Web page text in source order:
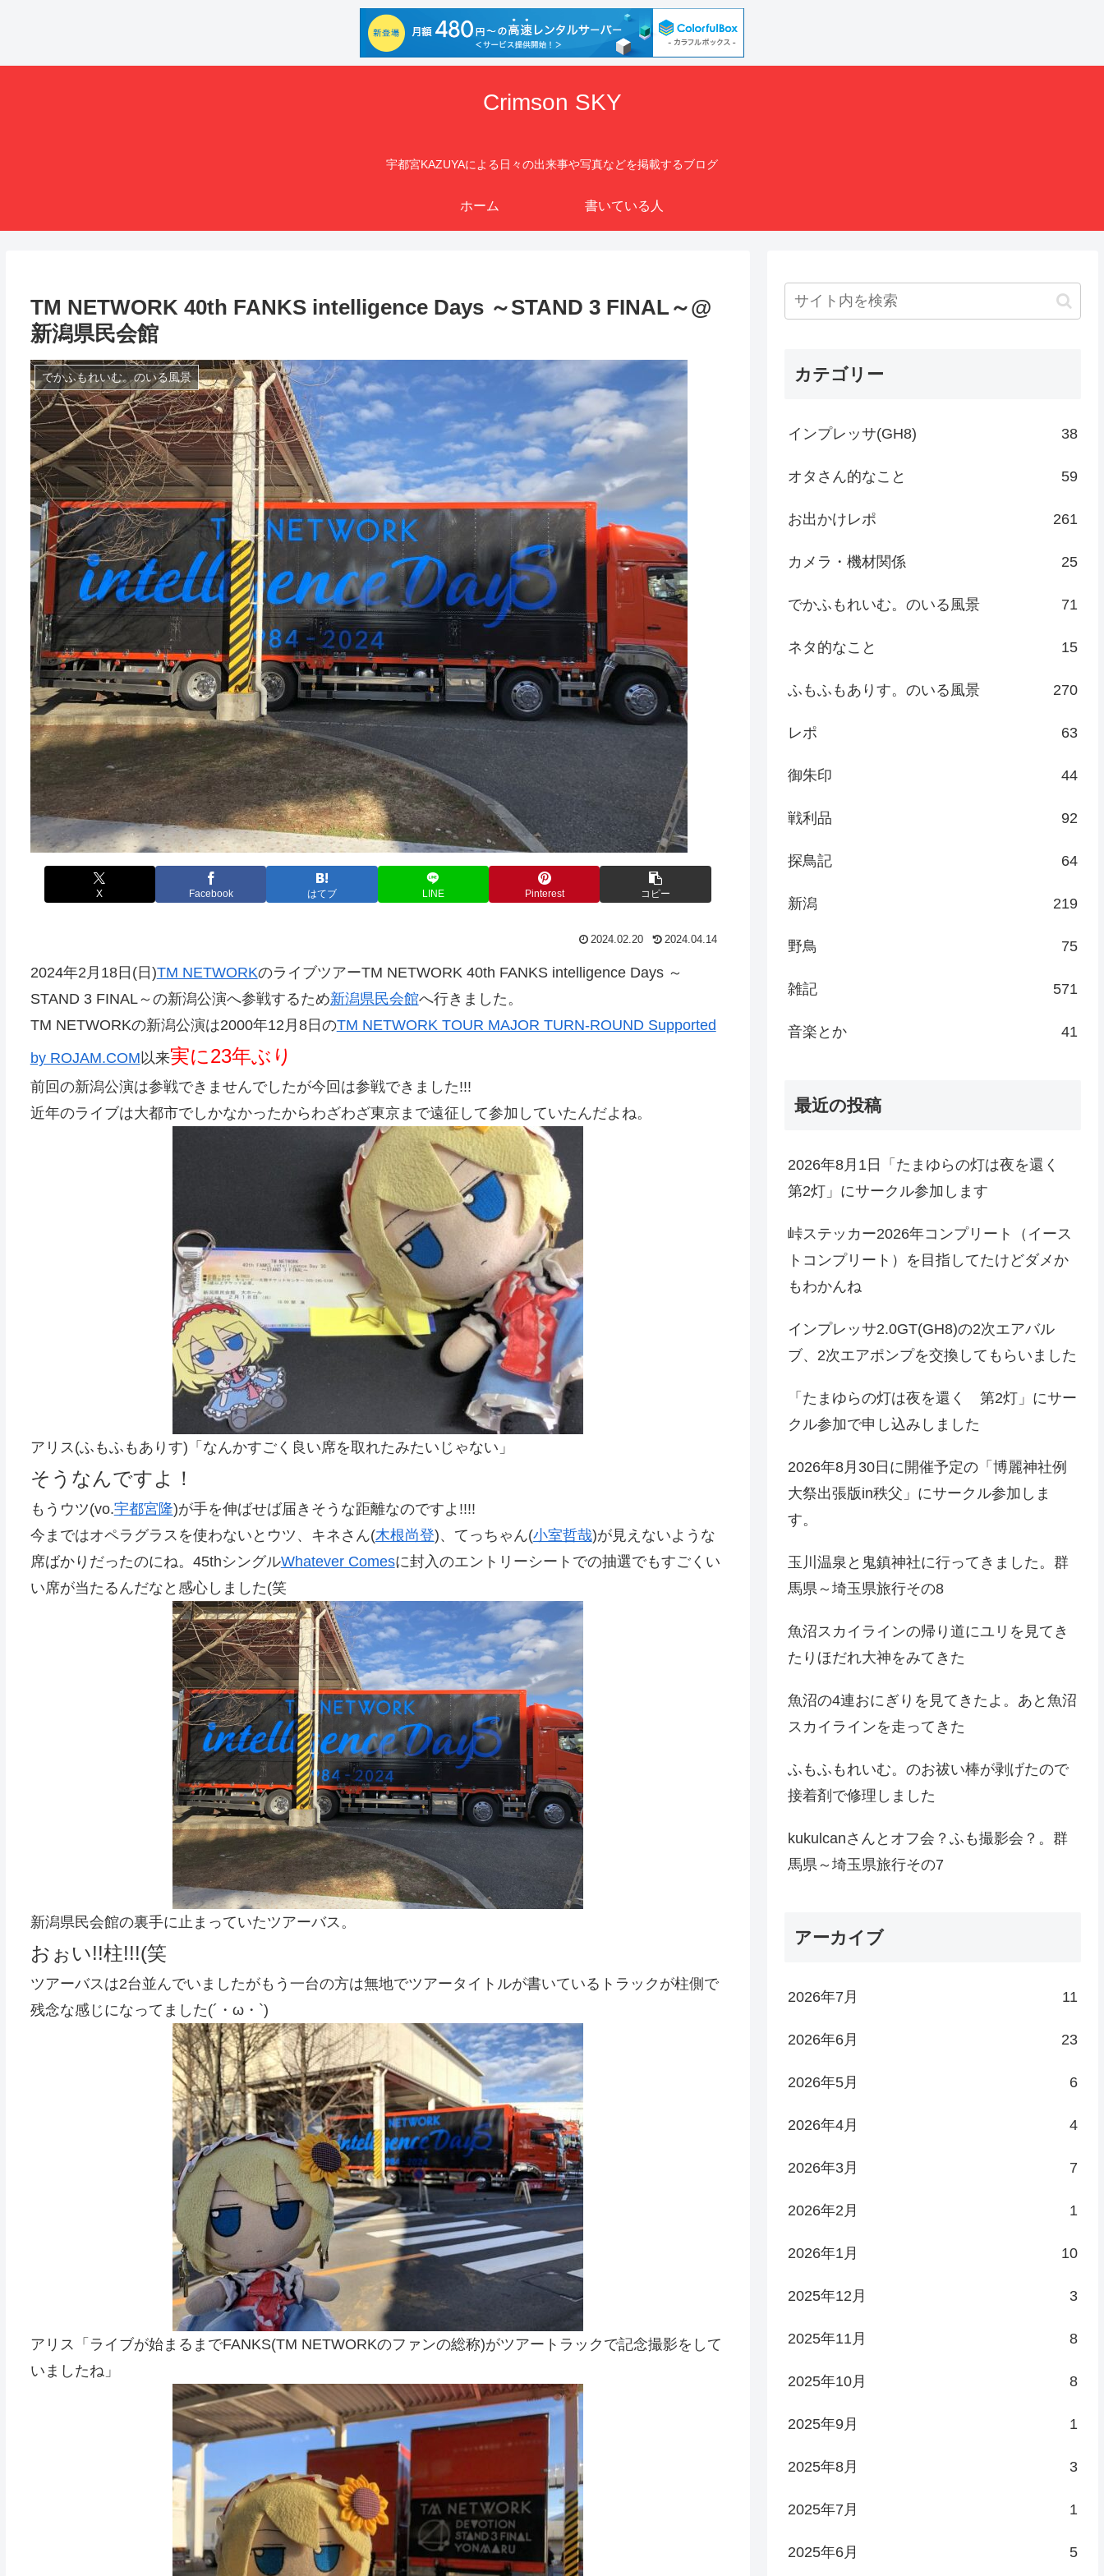
Crimson SKY
宇都宮KAZUYAによる日々の出来事や写真などを掲載するブログ
ホーム 書いている人
TM NETWORK 40th FANKS intelligence Days ～STAND 3 FINAL～@
新潟県民会館
でかふもれいむ。のいる風景
X Facebook はてブ LINE Pinterest コピー
2024.02.20 2024.04.14
2024年2月18日(日)TM NETWORKのライブツアーTM NETWORK 40th FANKS intelligence Days ～
STAND 3 FINAL～の新潟公演へ参戦するため新潟県民会館へ行きました。
TM NETWORKの新潟公演は2000年12月8日のTM NETWORK TOUR MAJOR TURN-ROUND Supported
by ROJAM.COM 以来実に23年ぶり
前回の新潟公演は参戦できませんでしたが今回は参戦できました!!!
近年のライブは大都市でしかなかったからわざわざ東京まで遠征して参加していたんだよね。
アリス(ふもふもありす)「なんかすごく良い席を取れたみたいじゃない」
そうなんですよ！
もうウツ(vo.宇都宮隆)が手を伸ばせば届きそうな距離なのですよ!!!!
今まではオペラグラスを使わないとウツ、キネさん(木根尚登)、てっちゃん(小室哲哉)が見えないような
席ばかりだったのにね。45thシングルWhatever Comesに封入のエントリーシートでの抽選でもすごくい
い席が当たるんだなと感心しました(笑
新潟県民会館の裏手に止まっていたツアーバス。
おぉい!!柱!!!(笑
ツアーバスは2台並んでいましたがもう一台の方は無地でツアータイトルが書いているトラックが柱側で
残念な感じになってました(´・ω・`)
アリス「ライブが始まるまでFANKS(TM NETWORKのファンの総称)がツアートラックで記念撮影をして
いましたね」
カテゴリー
インプレッサ(GH8) 38
オタさん的なこと 59
お出かけレポ 261
カメラ・機材関係 25
でかふもれいむ。のいる風景 71
ネタ的なこと 15
ふもふもありす。のいる風景 270
レポ 63
御朱印 44
戦利品 92
探鳥記 64
新潟 219
野鳥 75
雑記 571
音楽とか 41
最近の投稿
2026年8月1日「たまゆらの灯は夜を還く
第2灯」にサークル参加します
峠ステッカー2026年コンプリート（イース
トコンプリート）を目指してたけどダメか
もわかんね
インプレッサ2.0GT(GH8)の2次エアバル
ブ、2次エアポンプを交換してもらいました
「たまゆらの灯は夜を還く 第2灯」にサー
クル参加で申し込みしました
2026年8月30日に開催予定の「博麗神社例
大祭出張版in秩父」にサークル参加しま
す。
玉川温泉と鬼鎮神社に行ってきました。群
馬県～埼玉県旅行その8
魚沼スカイラインの帰り道にユリを見てき
たりほだれ大神をみてきた
魚沼の4連おにぎりを見てきたよ。あと魚沼
スカイラインを走ってきた
ふもふもれいむ。のお祓い棒が剥げたので
接着剤で修理しました
kukulcanさんとオフ会？ふも撮影会？。群
馬県～埼玉県旅行その7
アーカイブ
2026年7月 11
2026年6月 23
2026年5月 6
2026年4月 4
2026年3月 7
2026年2月 1
2026年1月 10
2025年12月 3
2025年11月 8
2025年10月 8
2025年9月 1
2025年8月 3
2025年7月 1
2025年6月 5